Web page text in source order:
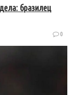
бразилец
0